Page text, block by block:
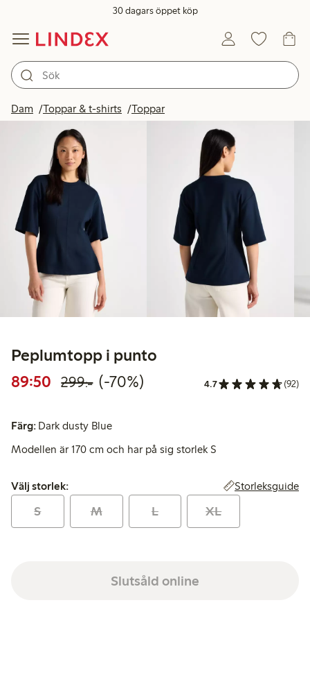
30 dagars öppet köp
Dam Toppar & t-shirts Toppar
Peplumtopp i punto
89:50 Rabatterat pris: 89,50 kr
299:-Ordinarie pris: 299,00 kr
70% rabatt
(-70%) 4.7 (92)
Färg: Dark dusty Blue
Modellen är 170 cm och har på sig storlek S
Välj storlek:
Välj storlek: Storleksguide
S M L XL
Slutsåld online